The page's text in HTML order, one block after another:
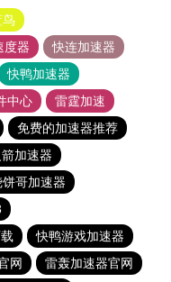
鸟
度器
快连加速器
快鸭加速器
中心
雷霆加速
免费的加速器推荐
箭加速器
饼哥加速器
快鸭游戏加速器
网
雷轰加速器官网